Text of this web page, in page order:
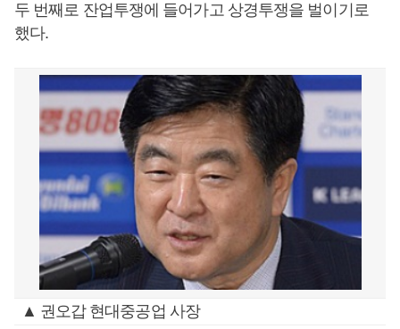
두 번째로 잔업투쟁에 들어가고 상경투쟁을 벌이기로
했다.
▲ 권오갑 현대중공업 사장